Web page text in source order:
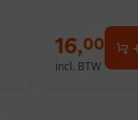
16,00
incl. BTW